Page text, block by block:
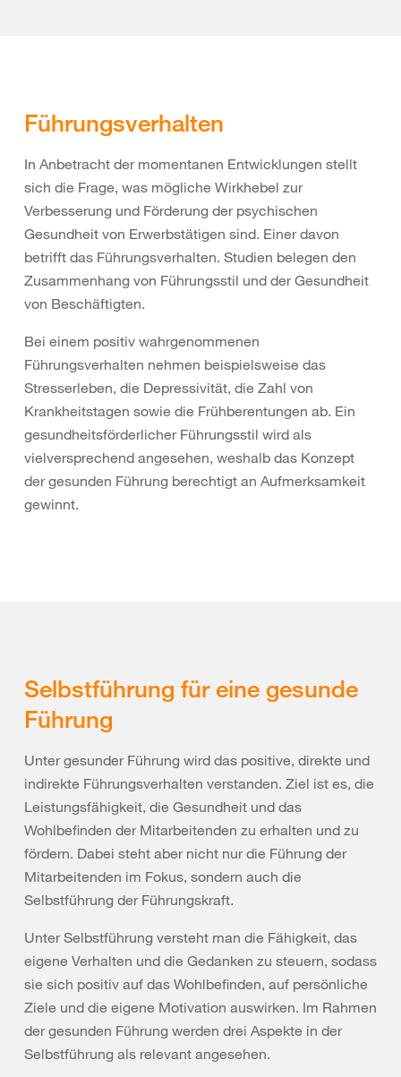
Führungsverhalten
In Anbetracht der momentanen Entwicklungen stellt
sich die Frage, was mögliche Wirkhebel zur
Verbesserung und Förderung der psychischen
Gesundheit von Erwerbstätigen sind. Einer davon
betrifft das Führungsverhalten. Studien belegen den
Zusammenhang von Führungsstil und der Gesundheit
von Beschäftigten.
Bei einem positiv wahrgenommenen
Führungsverhalten nehmen beispielsweise das
Stresserleben, die Depressivität, die Zahl von
Krankheitstagen sowie die Frühberentungen ab. Ein
gesundheitsförderlicher Führungsstil wird als
vielversprechend angesehen, weshalb das Konzept
der gesunden Führung berechtigt an Aufmerksamkeit
gewinnt.
Selbstführung für eine gesunde
Führung
Unter gesunder Führung wird das positive, direkte und
indirekte Führungsverhalten verstanden. Ziel ist es, die
Leistungsfähigkeit, die Gesundheit und das
Wohlbefinden der Mitarbeitenden zu erhalten und zu
fördern. Dabei steht aber nicht nur die Führung der
Mitarbeitenden im Fokus, sondern auch die
Selbstführung der Führungskraft.
Unter Selbstführung versteht man die Fähigkeit, das
eigene Verhalten und die Gedanken zu steuern, sodass
sie sich positiv auf das Wohlbefinden, auf persönliche
Ziele und die eigene Motivation auswirken. Im Rahmen
der gesunden Führung werden drei Aspekte in der
Selbstführung als relevant angesehen.